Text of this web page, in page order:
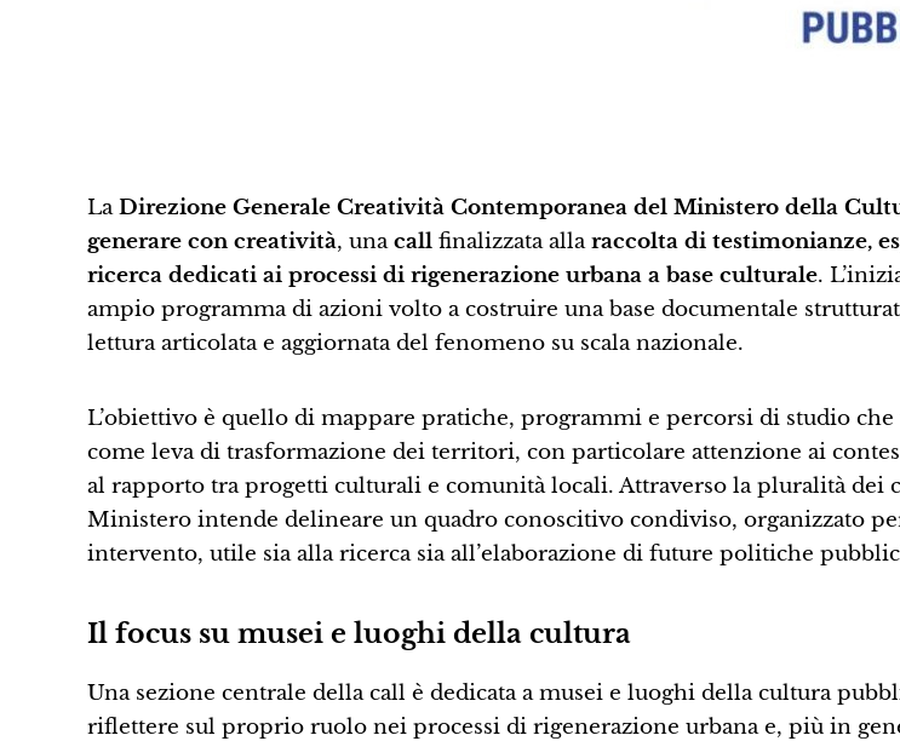
LaDirezione Generale Creatività Contemporanea del Ministero della
generare con creatività, unacall finalizzata allaraccolta di testimonianze,
ricerca dedicati ai processi di rigenerazione urbana a base culturale.
ampio programma di azioni volto a costruire una base documentale
lettura articolata e aggiornata del fenomeno su scala nazionale.
L’obiettivo è quello di mappare pratiche, programmi e percorsi di studio
come leva di trasformazione dei territori, con particolare attenzione ai
al rapporto tra progetti culturali e comunità locali. Attraverso la pluralità dei
Ministero intende delineare un quadro conoscitivo condiviso, organizzato
intervento, utile sia alla ricerca sia all’elaborazione di future politiche
Il focus su musei e luoghi della cultura
Una sezione centrale della call è dedicata a musei e luoghi della cultura
riflettere sul proprio ruolo nei processi di rigenerazione urbana e, più in